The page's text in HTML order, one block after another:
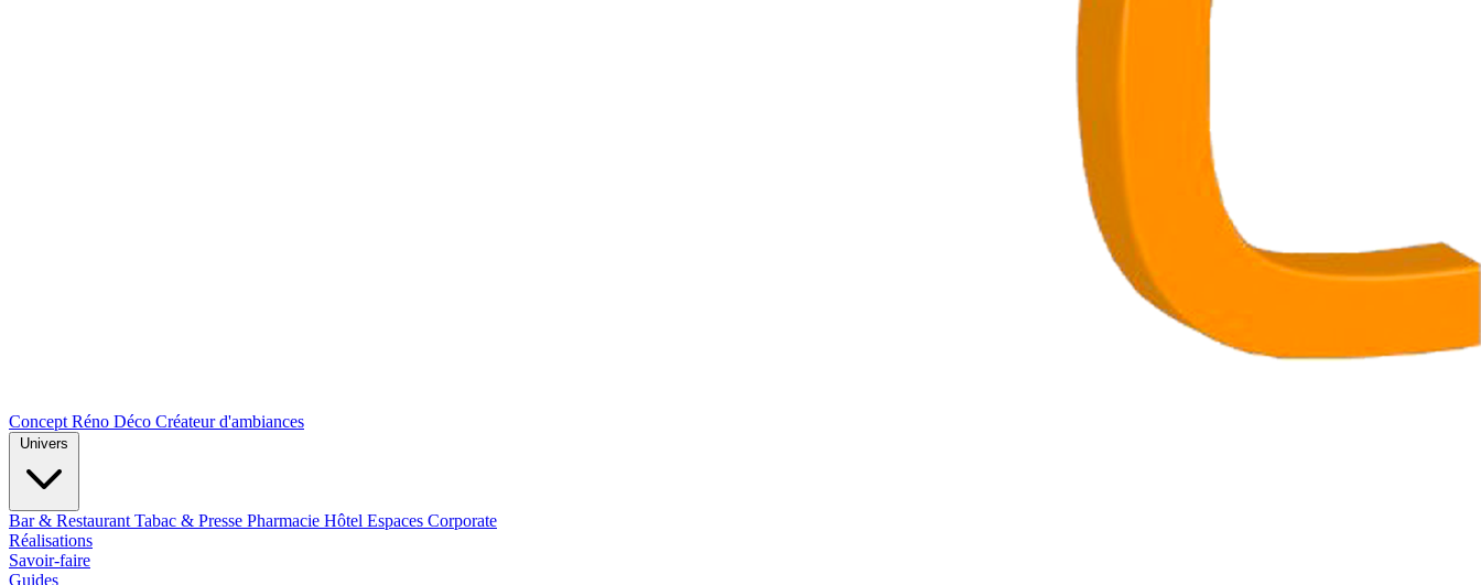
Concept Réno Déco Créateur d'ambiances
Bar & Restaurant Tabac & Presse Pharmacie Hôtel Espaces Corporate
Réalisations
Savoir-faire
Guides